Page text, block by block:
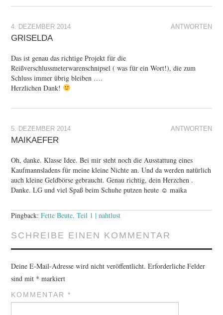
ANTWORTEN
4. DEZEMBER 2014
GRISELDA
Das ist genau das richtige Projekt für die
Reißverschlussmeterwarenschnipsel ( was für ein Wort!), die zum
Schluss immer übrig bleiben ….
Herzlichen Dank!
ANTWORTEN
5. DEZEMBER 2014
MAIKAEFER
Oh, danke. Klasse Idee. Bei mir steht noch die Ausstattung eines
Kaufmannsladens für meine kleine Nichte an. Und da werden natürlich
auch kleine Geldbörse gebraucht. Genau richtig, dein Herzchen .
Danke. LG und viel Spaß beim Schuhe putzen heute ☺ maika
Pingback:Fette Beute, Teil 1 | nahtlust
SCHREIBE EINEN KOMMENTAR
Deine E-Mail-Adresse wird nicht veröffentlicht. Erforderliche Felder
sind mit * markiert
KOMMENTAR*